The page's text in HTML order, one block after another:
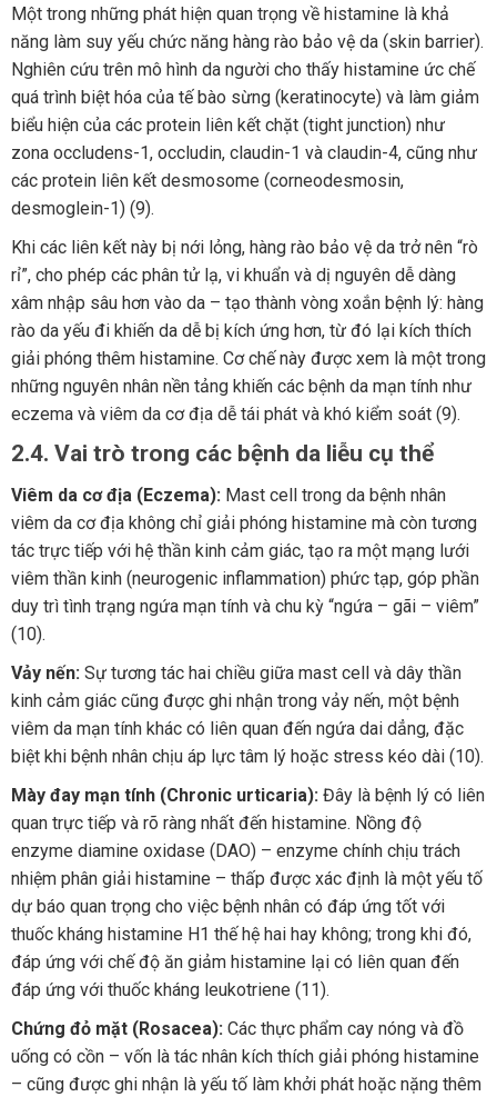
Một trong những phát hiện quan trọng về histamine là khả
năng làm suy yếu chức năng hàng rào bảo vệ da (skin barrier).
Nghiên cứu trên mô hình da người cho thấy histamine ức chế
quá trình biệt hóa của tế bào sừng (keratinocyte) và làm giảm
biểu hiện của các protein liên kết chặt (tight junction) như
zona occludens-1, occludin, claudin-1 và claudin-4, cũng như
các protein liên kết desmosome (corneodesmosin,
desmoglein-1) (9).
Khi các liên kết này bị nới lỏng, hàng rào bảo vệ da trở nên “rò
rỉ”, cho phép các phân tử lạ, vi khuẩn và dị nguyên dễ dàng
xâm nhập sâu hơn vào da – tạo thành vòng xoắn bệnh lý: hàng
rào da yếu đi khiến da dễ bị kích ứng hơn, từ đó lại kích thích
giải phóng thêm histamine. Cơ chế này được xem là một trong
những nguyên nhân nền tảng khiến các bệnh da mạn tính như
eczema và viêm da cơ địa dễ tái phát và khó kiểm soát (9).
2.4. Vai trò trong các bệnh da liễu cụ thể
Viêm da cơ địa (Eczema): Mast cell trong da bệnh nhân
viêm da cơ địa không chỉ giải phóng histamine mà còn tương
tác trực tiếp với hệ thần kinh cảm giác, tạo ra một mạng lưới
viêm thần kinh (neurogenic inflammation) phức tạp, góp phần
duy trì tình trạng ngứa mạn tính và chu kỳ “ngứa – gãi – viêm”
(10).
Vảy nến: Sự tương tác hai chiều giữa mast cell và dây thần
kinh cảm giác cũng được ghi nhận trong vảy nến, một bệnh
viêm da mạn tính khác có liên quan đến ngứa dai dẳng, đặc
biệt khi bệnh nhân chịu áp lực tâm lý hoặc stress kéo dài (10).
Mày đay mạn tính (Chronic urticaria): Đây là bệnh lý có liên
quan trực tiếp và rõ ràng nhất đến histamine. Nồng độ
enzyme diamine oxidase (DAO) – enzyme chính chịu trách
nhiệm phân giải histamine – thấp được xác định là một yếu tố
dự báo quan trọng cho việc bệnh nhân có đáp ứng tốt với
thuốc kháng histamine H1 thế hệ hai hay không; trong khi đó,
đáp ứng với chế độ ăn giảm histamine lại có liên quan đến
đáp ứng với thuốc kháng leukotriene (11).
Chứng đỏ mặt (Rosacea): Các thực phẩm cay nóng và đồ
uống có cồn – vốn là tác nhân kích thích giải phóng histamine
– cũng được ghi nhận là yếu tố làm khởi phát hoặc nặng thêm